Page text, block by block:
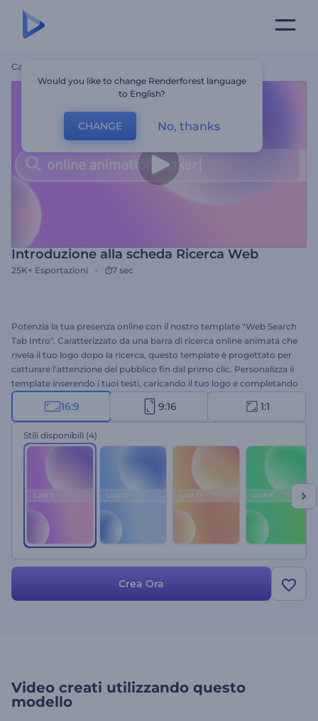
Casa
Introduzione alla scheda Ricerca Web
25K+ Esportazioni 7 sec
Potenzia la tua presenza online con il nostro template "Web Search
Tab Intro". Caratterizzato da una barra di ricerca online animata che
rivela il tuo logo dopo la ricerca, questo template è progettato per
catturare l'attenzione del pubblico fin dal primo clic. Personalizza il
template inserendo i tuoi testi, caricando il tuo logo e completando
il video con una traccia musicale di sottofondo dalla nostra vasta
libreria musicale. Perfetto per presentazioni tecnologiche, spot
pubblicitari, intro per canali YouTube, introduzioni con logo
aziendale e molti altri progetti. Crea ora!
16:9 9:16 1:1
Stili disponibili (4)
Crea Ora
Video creati utilizzando questo
modello
Would you like to change Renderforest language
to English?
CHANGE No, thanks